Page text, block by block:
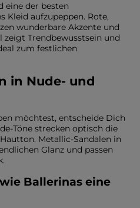
eine der besten
Kleid aufzupeppen. Rote,
wunderbare Akzente und
zeigt Trendbewusstsein und
zum festlichen
in Nude- und
möchtest, entscheide Dich
Töne strecken optisch die
Metallic-Sandalen in
Glanz und passen
Ballerinas eine